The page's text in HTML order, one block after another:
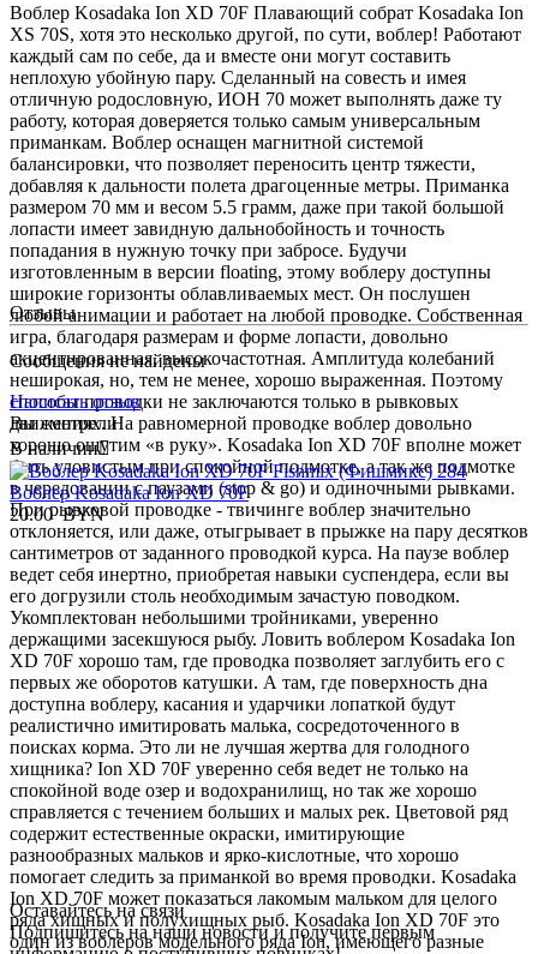
Воблер Kosadaka Ion XD 70F Плавающий собрат Kosadaka Ion
XS 70S, хотя это несколько другой, по сути, воблер! Работают
каждый сам по себе, да и вместе они могут составить
неплохую убойную пару. Сделанный на совесть и имея
отличную родословную, ИОН 70 может выполнять даже ту
работу, которая доверяется только самым универсальным
приманкам. Воблер оснащен магнитной системой
балансировки, что позволяет переносить центр тяжести,
добавляя к дальности полета драгоценные метры. Приманка
размером 70 мм и весом 5.5 грамм, даже при такой большой
лопасти имеет завидную дальнобойность и точность
попадания в нужную точку при забросе. Будучи
изготовленным в версии floating, этому воблеру доступны
широкие горизонты облавливаемых мест. Он послушен
любой анимации и работает на любой проводке. Собственная
игра, благодаря размерам и форме лопасти, довольно
акцентированная, высокочастотная. Амплитуда колебаний
неширокая, но, тем не менее, хорошо выраженная. Поэтому
способы проводки не заключаются только в рывковых
движениях. На равномерной проводке воблер довольно
хорошо ощутим «в руку». Kosadaka Ion XD 70F вполне может
быть уловистым при спокойной подмотке, а так же подмотке
в чередовании с паузами (stop & go) и одиночными рывками.
При рывковой проводке - твичинге воблер значительно
отклоняется, или даже, отыгрывает в прыжке на пару десятков
сантиметров от заданного проводкой курса. На паузе воблер
ведет себя инертно, приобретая навыки суспендера, если вы
его догрузили столь необходимым зачастую поводком.
Укомплектован небольшими тройниками, уверенно
держащими засекшуюся рыбу. Ловить воблером Kosadaka Ion
XD 70F хорошо там, где проводка позволяет заглубить его с
первых же оборотов катушки. А там, где поверхность дна
доступна воблеру, касания и ударчики лопаткой будут
реалистично имитировать малька, сосредоточенного в
поисках корма. Это ли не лучшая жертва для голодного
хищника? Ion XD 70F уверенно себя ведет не только на
спокойной воде озер и водохранилищ, но так же хорошо
справляется с течением больших и малых рек. Цветовой ряд
содержит естественные окраски, имитирующие
разнообразных мальков и ярко-кислотные, что хорошо
помогает следить за приманкой во время проводки. Kosadaka
Ion XD 70F может показаться лакомым мальком для целого
ряда хищных и полухищных рыб. Kosadaka Ion XD 70F это
один из воблеров модельного ряда Ion, имеющего разные
Отзывы
Сообщения не найдены
Написать отзыв
Вы смотрели
В наличии
Воблер Kosadaka Ion XD 70F
20.00 BYN
Оставайтесь на связи
Подпишитесь на наши новости и получите первым